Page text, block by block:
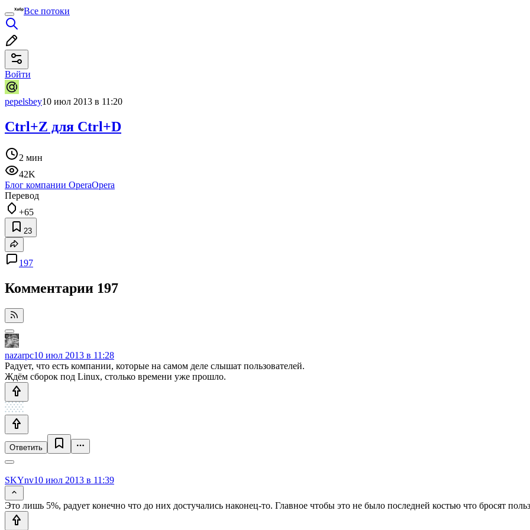
Все потоки
Войти
pepelsbey10 июл 2013 в 11:20
Ctrl+Z для Ctrl+D
2 мин
42K
Блог компании OperaOpera
Перевод
+65
23
197
Комментарии 197
nazarpc10 июл 2013 в 11:28
Радует, что есть компании, которые на самом деле слышат пользователей.
Ждём сборок под Linux, столько времени уже прошло.
Ответить
SKYnv10 июл 2013 в 11:39
Это лишь 5%, радует конечно что до них достучались наконец-то. Главное чтобы это не было последней костью что бросят